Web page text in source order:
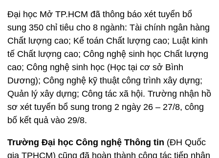
Đại học Mở TP.HCM đã thông báo xét tuyển bổ
sung 350 chỉ tiêu cho 8 ngành: Tài chính ngân hàng
Chất lượng cao; Kế toán Chất lượng cao; Luật kinh
tế Chất lượng cao; Công nghệ sinh học Chất lượng
cao; Công nghệ sinh học (Học tại cơ sở Bình
Dương); Công nghệ kỹ thuật công trình xây dựng;
Quản lý xây dựng; Công tác xã hội. Trường nhận hồ
sơ xét tuyển bổ sung trong 2 ngày 26 – 27/8, công
bố kết quả vào 29/8.
Trường Đại học Công nghệ Thông tin (ĐH Quốc
gia TPHCM) cũng đã hoàn thành công tác tiếp nhận